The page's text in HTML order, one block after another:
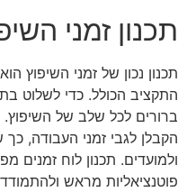
תכנון זמני
תכנון נכון של זמני השיפוץ
התקציב הכולל. כדי לשלוט
ברורים לכל שלב של
הקבלן לגבי זמני העבודה, כך
ולמועדים. תכנון לוח זמנים
פוטנציאליות מראש